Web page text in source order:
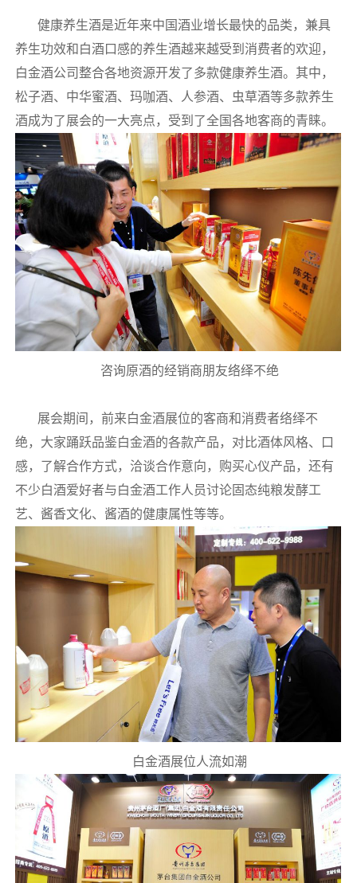
健康养生酒是近年来中国酒业增长最快的品类，兼具
养生功效和白酒口感的养生酒越来越受到消费者的欢迎，
白金酒公司整合各地资源开发了多款健康养生酒。其中，
松子酒、中华蜜酒、玛咖酒、人参酒、虫草酒等多款养生
酒成为了展会的一大亮点，受到了全国各地客商的青睐。
咨询原酒的经销商朋友络绎不绝
展会期间，前来白金酒展位的客商和消费者络绎不
绝，大家踊跃品鉴白金酒的各款产品，对比酒体风格、口
感，了解合作方式，洽谈合作意向，购买心仪产品，还有
不少白酒爱好者与白金酒工作人员讨论固态纯粮发酵工
艺、酱香文化、酱酒的健康属性等等。
白金酒展位人流如潮